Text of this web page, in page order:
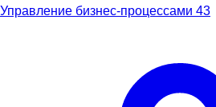
Управление бизнес-процессами 43